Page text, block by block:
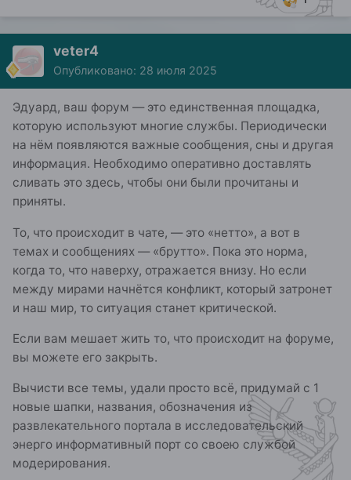
veter4
Опубликовано: 28 июля 2025
Эдуард, ваш форум — это единственная площадка,
которую используют многие службы. Периодически
на нём появляются важные сообщения, сны и другая
информация. Необходимо оперативно доставлять
сливать это здесь, чтобы они были прочитаны и
приняты.
То, что происходит в чате, — это «нетто», а вот в
темах и сообщениях — «брутто». Пока это норма,
когда то, что наверху, отражается внизу. Но если
между мирами начнётся конфликт, который затронет
и наш мир, то ситуация станет критической.
Если вам мешает жить то, что происходит на форуме,
вы можете его закрыть.
Вычисти все темы, удали просто всё, придумай с 1
новые шапки, названия, обозначения из
развлекательного портала в исследовательский
энерго информативный порт со своею службой
модерирования.